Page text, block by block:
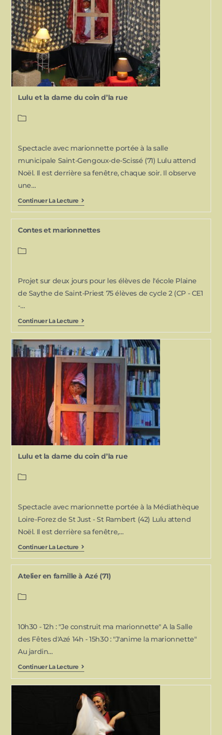
Lulu et la dame du coin d’la rue
Spectacle avec marionnette portée à la salle
municipale Saint-Gengoux-de-Scissé (71) Lulu attend
Noël. Il est derrière sa fenêtre, chaque soir. Il observe
une…
Continuer La Lecture
Contes et marionnettes
Projet sur deux jours pour les élèves de l'école Plaine
de Saythe de Saint-Priest 75 élèves de cycle 2 (CP - CE1
-…
Continuer La Lecture
Lulu et la dame du coin d’la rue
Spectacle avec marionnette portée à la Médiathèque
Loire-Forez de St Just - St Rambert (42) Lulu attend
Noël. Il est derrière sa fenêtre,…
Continuer La Lecture
Atelier en famille à Azé (71)
10h30 - 12h : "Je construit ma marionnette" A la Salle
des Fêtes d'Azé 14h - 15h30 : "J'anime la marionnette"
Au jardin…
Continuer La Lecture